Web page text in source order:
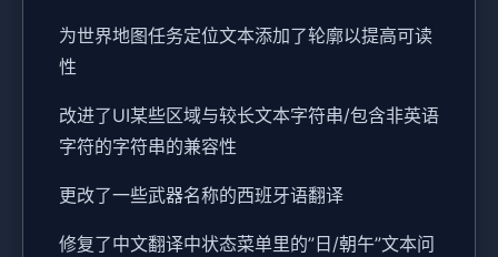
为世界地图任务定位文本添加了轮廓以提高可读
性
改进了UI某些区域与较长文本字符串/包含非英语
字符的字符串的兼容性
更改了一些武器名称的西班牙语翻译
修复了中文翻译中状态菜单里的”日/朝午”文本问